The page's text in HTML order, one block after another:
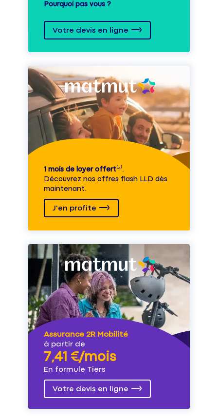
Pourquoi pas vous ?
Votre devis en ligne
1 mois de loyer offert⁽⁴⁾.
Découvrez nos offres flash LLD dès
maintenant.
J'en profite
Assurance 2R Mobilité
à partir de
7,41 €/mois
En formule Tiers
Votre devis en ligne